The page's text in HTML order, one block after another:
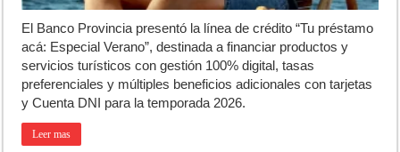
El Banco Provincia presentó la línea de crédito “Tu préstamo
acá: Especial Verano”, destinada a financiar productos y
servicios turísticos con gestión 100% digital, tasas
preferenciales y múltiples beneficios adicionales con tarjetas
y Cuenta DNI para la temporada 2026.
Leer mas